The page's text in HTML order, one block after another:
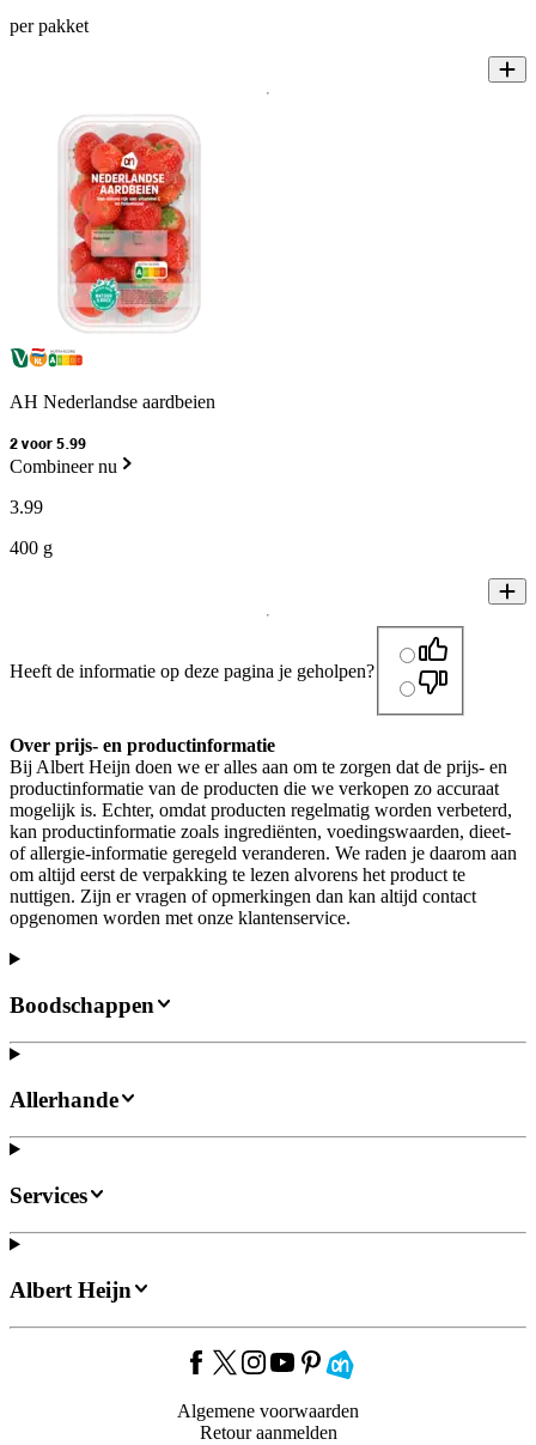
per pakket
AH Nederlandse aardbeien
2 voor 5.99
Combineer nu
3.99
400 g
Heeft de informatie op deze pagina je geholpen?
Over prijs- en productinformatie
Bij Albert Heijn doen we er alles aan om te zorgen dat de prijs- en
productinformatie van de producten die we verkopen zo accuraat
mogelijk is. Echter, omdat producten regelmatig worden verbeterd,
kan productinformatie zoals ingrediënten, voedingswaarden, dieet-
of allergie-informatie geregeld veranderen. We raden je daarom aan
om altijd eerst de verpakking te lezen alvorens het product te
nuttigen. Zijn er vragen of opmerkingen dan kan altijd contact
opgenomen worden met onze klantenservice.
Boodschappen
Allerhande
Services
Albert Heijn
Algemene voorwaarden
Retour aanmelden